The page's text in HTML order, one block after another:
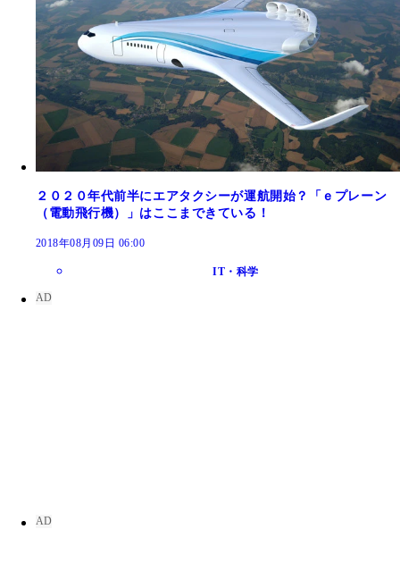
２０２０年代前半にエアタクシーが運航開始？「ｅプレーン
（電動飛行機）」はここまできている！
2018年08月09日 06:00
IT・科学